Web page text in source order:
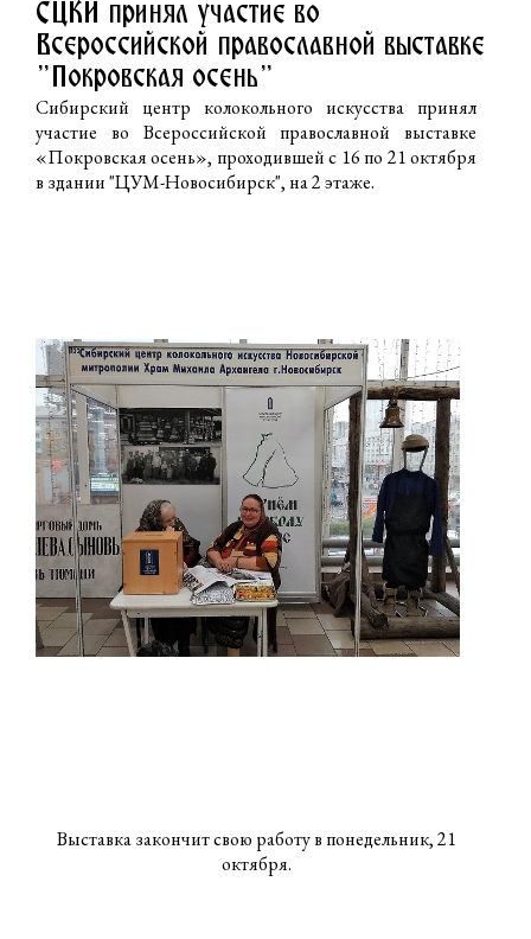
СЦКИ принял участие во
Всероссийской православной выставке
"Покровская осень"
Сибирский центр колокольного искусства принял
участие во Всероссийской православной выставке
«Покровская осень», проходившей с 16 по 21 октября
в здании "ЦУМ-Новосибирск", на 2 этаже.
Выставка закончит свою работу в понедельник, 21
октября.